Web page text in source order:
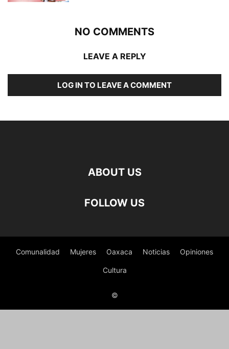
NO COMMENTS
LEAVE A REPLY
LOG IN TO LEAVE A COMMENT
ABOUT US
FOLLOW US
Comunalidad Mujeres Oaxaca Noticias Opiniones
Cultura
©